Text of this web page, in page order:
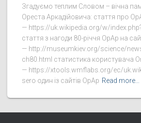
Згадуємо теплим Словом – вічна
Ореста Аркадійовича: стаття про
— https://uk.wikipedia.org/w/
стаття з нагоди 80-річчя ОрАр на
— http://museumkiev.org/science/
ch80.html статистика користувача
— https://xtools.wmflabs.org/ec/
sero один із сайтів ОрАр Read more…